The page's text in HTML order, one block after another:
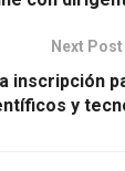
Next Post
inscripción
y